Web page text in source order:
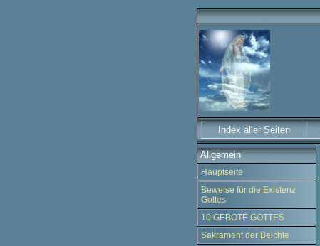
Index aller Seiten
Allgemein
Hauptseite
Beweise für die Existenz
Gottes
10 GEBOTE GOTTES
Sakrament der Beichte